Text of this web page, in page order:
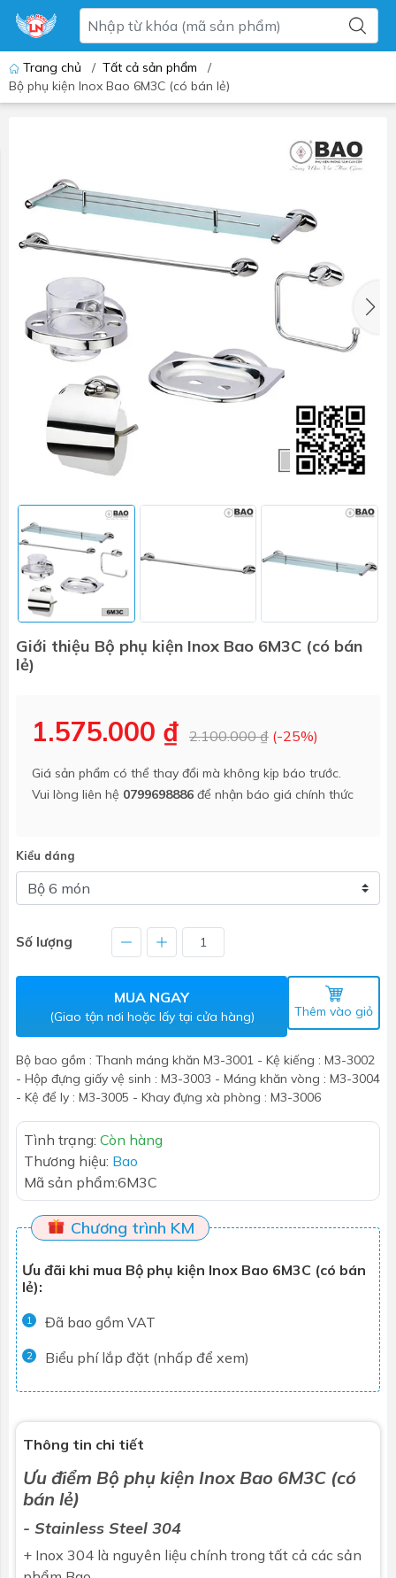
Trang chủ / Tất cả sản phẩm
/
Bộ phụ kiện Inox Bao 6M3C (có bán lẻ)
Giới thiệu Bộ phụ kiện Inox Bao 6M3C (có bán
lẻ)
1.575.000 ₫ 2.100.000 ₫ (-25%)
Giá sản phẩm có thể thay đổi mà không kịp báo trước.
Vui lòng liên hệ 0799698886 để nhận báo giá chính thức
Kiểu dáng
Số lượng
MUA NGAY
(Giao tận nơi hoặc lấy tại cửa hàng) Thêm vào giỏ
Bộ bao gồm : Thanh máng khăn M3-3001 - Kệ kiếng : M3-3002
- Hộp đựng giấy vệ sinh : M3-3003 - Máng khăn vòng : M3-3004
- Kệ để ly : M3-3005 - Khay đựng xà phòng : M3-3006
Tình trạng: Còn hàng
Thương hiệu: Bao
Mã sản phẩm:6M3C
Chương trình KM
Ưu đãi khi mua Bộ phụ kiện Inox Bao 6M3C (có bán
lẻ):
1 Đã bao gồm VAT
2 Biểu phí lắp đặt (nhấp để xem)
Thông tin chi tiết
Ưu điểm Bộ phụ kiện Inox Bao 6M3C (có
bán lẻ)
- Stainless Steel 304
+ Inox 304 là nguyên liệu chính trong tất cả các sản